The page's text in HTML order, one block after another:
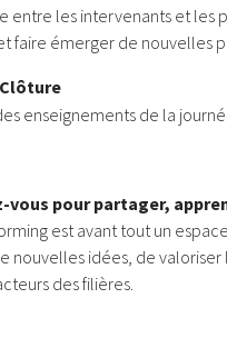
entre les intervenants et
faire émerger de nouvelles
Clôture
enseignements de la
vous pour partager,
est avant tout un
nouvelles idées, de
des filières.